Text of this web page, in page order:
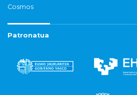
Cosmos
Patronatua